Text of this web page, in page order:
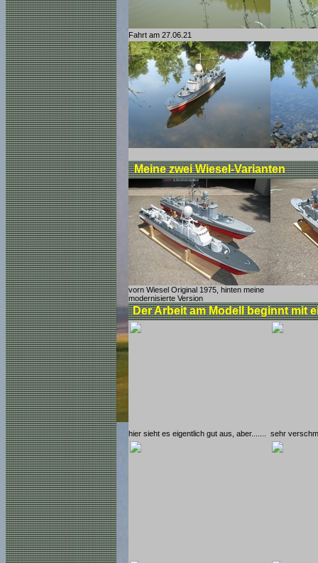
Fahrt am 27.06.21
Meine zwei Wiesel-Varianten
vorn Wiesel Original 1975, hinten meine
modernisierte Version
Der Arbeit am Modell beginnt mit
hier sieht es eigentlich gut aus, aber....... sehr